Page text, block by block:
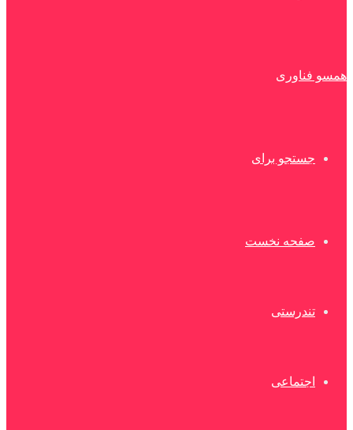
همسو فناوری
جستجو برای
صفحه نخست
تندرستی
اجتماعی